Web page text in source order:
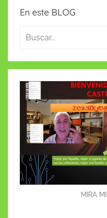
En este BLOG
Buscar:
MIRA